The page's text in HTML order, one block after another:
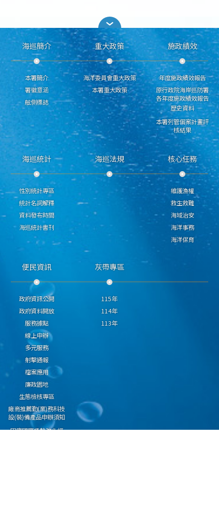
海巡簡介
本署簡介
署徽意涵
舷側標誌
重大政策
海洋委員會重大政策
本署重大政策
施政績效
年度施政績效報告
原行政院海岸巡防署
各年度施政績效報告
歷史資料
本署列管個案計畫評
核結果
海巡統計
性別統計專區
統計名詞解釋
資料發布時間
海巡統計書刊
海巡法規 核心任務
維護漁權
救生救難
海域治安
海洋事務
海洋保育
便民資訊
政府資訊公開
政府資料開放
服務據點
線上申辦
多元服務
射擊通報
檔案應用
廉政園地
生態檢核專區
廠商推薦勤(業)務科技
設(裝)備產品申辦須知
因應國際情勢強化經
灰帶專區
115年
114年
113年